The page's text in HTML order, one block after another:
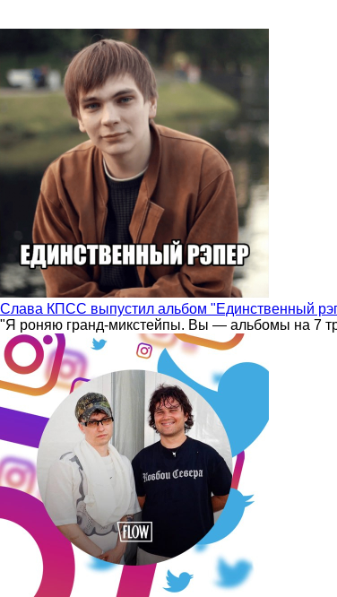
Слава КПСС выпустил альбом "Единственный
"Я роняю гранд-микстейпы. Вы — альбомы на 7